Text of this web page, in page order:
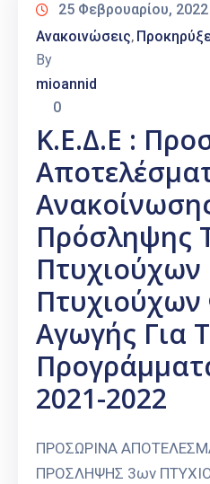
25 Φεβρουαρίου, 2022
Ανακοινώσεις‚
By
mioannid
0
Κ.Ε.Δ.Ε :
Πρόσληψης
Πτυχιούχων
Πτυχιούχων
Αγωγής Για
2021-2022
ΠΡΟΣΩΡΙΝΑ
ΠΡΟΣΛΗΨΗΣ 3ων